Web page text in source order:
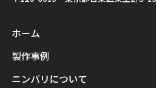
ホーム
製作事例
ニンバリについて